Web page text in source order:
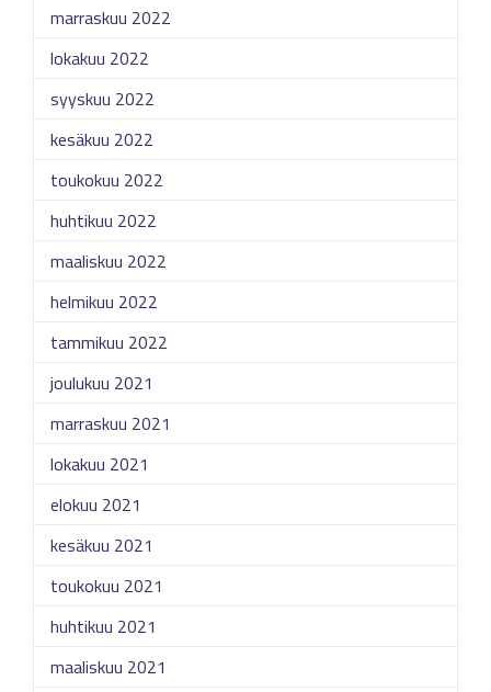
marraskuu 2022
lokakuu 2022
syyskuu 2022
kesäkuu 2022
toukokuu 2022
huhtikuu 2022
maaliskuu 2022
helmikuu 2022
tammikuu 2022
joulukuu 2021
marraskuu 2021
lokakuu 2021
elokuu 2021
kesäkuu 2021
toukokuu 2021
huhtikuu 2021
maaliskuu 2021